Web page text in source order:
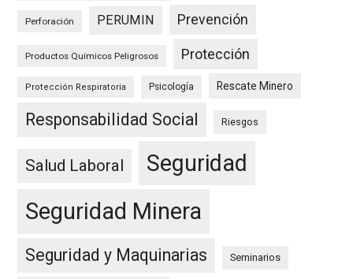
Perforación PERUMIN Prevención
Productos Químicos Peligrosos Protección
Protección Respiratoria Psicología Rescate Minero
Responsabilidad Social Riesgos
Salud Laboral
Seguridad
Seguridad Minera
Seguridad y Maquinarias Seminarios